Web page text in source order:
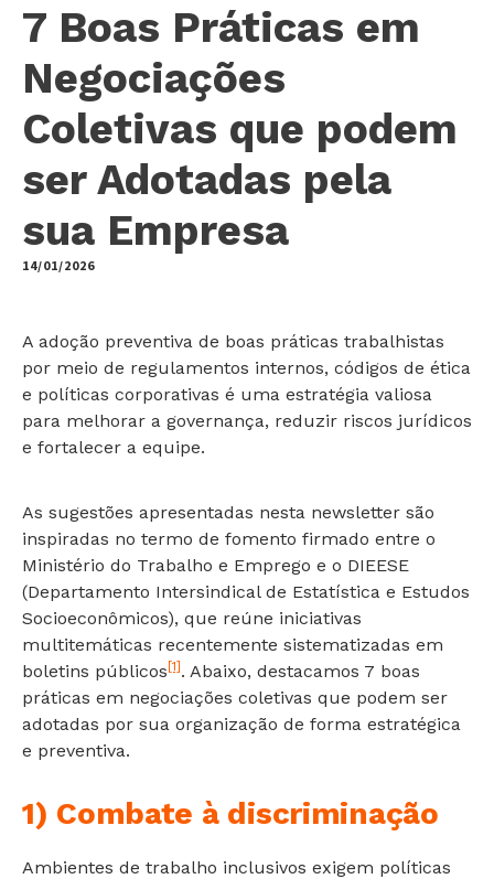
7 Boas Práticas em
Negociações
Coletivas que podem
ser Adotadas pela
sua Empresa
14/01/2026
A adoção preventiva de boas práticas trabalhistas
por meio de regulamentos internos, códigos de ética
e políticas corporativas é uma estratégia valiosa
para melhorar a governança, reduzir riscos jurídicos
e fortalecer a equipe.
As sugestões apresentadas nesta newsletter são
inspiradas no termo de fomento firmado entre o
Ministério do Trabalho e Emprego e o DIEESE
(Departamento Intersindical de Estatística e Estudos
Socioeconômicos), que reúne iniciativas
multitemáticas recentemente sistematizadas em
boletins públicos[1]. Abaixo, destacamos 7 boas
práticas em negociações coletivas que podem ser
adotadas por sua organização de forma estratégica
e preventiva.
1) Combate à discriminação
Ambientes de trabalho inclusivos exigem políticas